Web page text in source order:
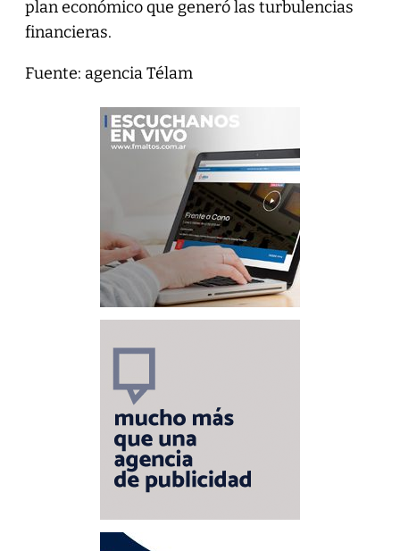
plan económico que generó las turbulencias
financieras.
Fuente: agencia Télam